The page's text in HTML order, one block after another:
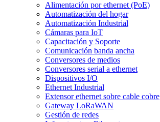
Alimentación por ethernet (PoE)
Automatización del hogar
Automatización Industrial
Cámaras para IoT
Capacitación y Soporte
Comunicación banda ancha
Conversores de medios
Conversores serial a ethernet
Dispositivos I/O
Ethernet Industrial
Extensor ethernet sobre cable cobre
Gateway LoRaWAN
Gestión de redes